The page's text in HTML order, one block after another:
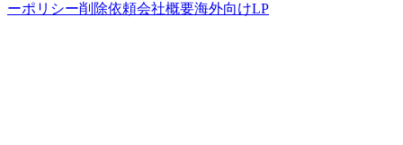
ーポリシー削除依頼会社概要海外向けLP